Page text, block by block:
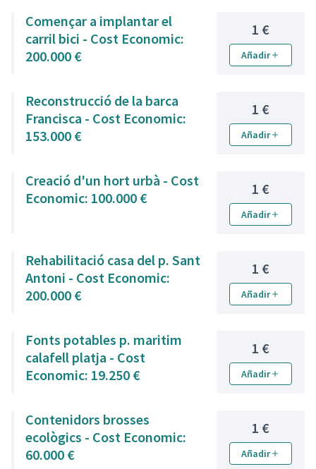
Començar a implantar el
carril bici - Cost Economic:
200.000 €
1 €
Añadir
Reconstrucció de la barca
Francisca - Cost Economic:
153.000 €
1 €
Añadir
Creació d'un hort urbà - Cost
Economic: 100.000 €
1 €
Añadir
Rehabilitació casa del p. Sant
Antoni - Cost Economic:
200.000 €
1 €
Añadir
Fonts potables p. maritim
calafell platja - Cost
Economic: 19.250 €
1 €
Añadir
Contenidors brosses
ecològics - Cost Economic:
60.000 €
1 €
Añadir